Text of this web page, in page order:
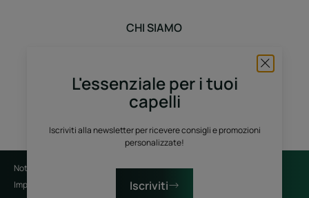
L'essenziale per i tuoi
capelli
Iscriviti alla newsletter per ricevere consigli e promozioni
personalizzate!
Iscriviti
CHI SIAMO
Raccolta differenziata dei prodotti vendita
Raccolta differenziata dei campioni prova gratuiti
Note legali
Informativa sul trattamento dei dati personali
Impostazioni cookie